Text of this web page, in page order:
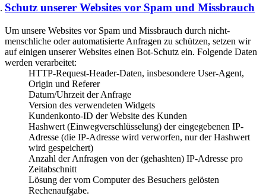
Schutz unserer Websites vor Spam und Missbrauch
Um unsere Websites vor Spam und Missbrauch durch nicht-
menschliche oder automatisierte Anfragen zu schützen, setzen wir
auf einigen unserer Websites einen Bot-Schutz ein. Folgende Daten
werden verarbeitet:
HTTP-Request-Header-Daten, insbesondere User-Agent,
Origin und Referer
Datum/Uhrzeit der Anfrage
Version des verwendeten Widgets
Kundenkonto-ID der Website des Kunden
Hashwert (Einwegverschlüsselung) der eingegebenen IP-
Adresse (die IP-Adresse wird verworfen, nur der Hashwert
wird gespeichert)
Anzahl der Anfragen von der (gehashten) IP-Adresse pro
Zeitabschnitt
Lösung der vom Computer des Besuchers gelösten
Rechenaufgabe.